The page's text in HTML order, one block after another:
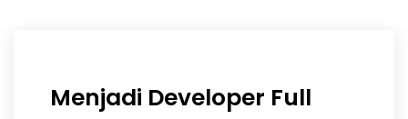
Menjadi Developer Full